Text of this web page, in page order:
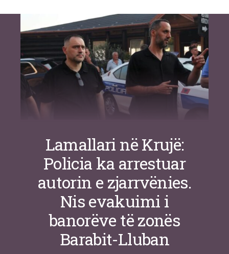
Or Shalom
Lamallari në Krujë:
Policia ka arrestuar
autorin e zjarrvënies.
Nis evakuimi i
banorëve të zonës
Barabit-Lluban